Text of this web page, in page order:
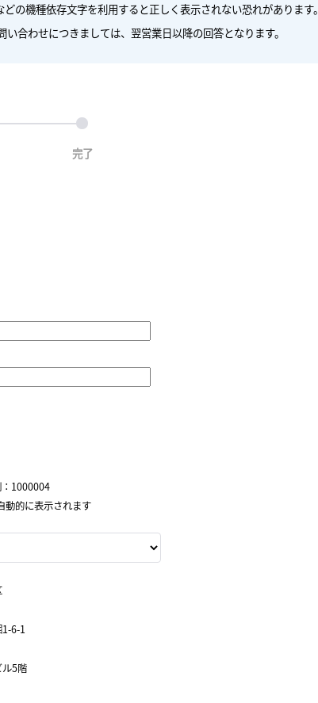
の機種依存文字を利用すると正しく表示されない恐れがあります。
合わせにつきましては、翌営業日以降の回答となります。
完了
1000004
動的に表示されます
6-1
5階